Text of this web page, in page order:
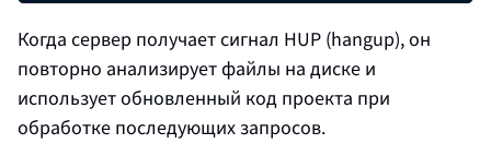
Когда сервер получает сигнал HUP (hangup), он
повторно анализирует файлы на диске и
использует обновленный код проекта при
обработке последующих запросов.